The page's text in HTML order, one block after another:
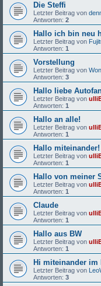
Die Steffi
Letzter Beitrag von
Antworten: 2
Hallo ich bin neu
Letzter Beitrag von
Antworten: 1
Vorstellung
Letzter Beitrag von
Antworten: 3
Hallo liebe
Letzter Beitrag von
Antworten: 1
Hallo an alle!
Letzter Beitrag von
Antworten: 1
Hallo miteinander!
Letzter Beitrag von
Antworten: 1
Hallo von meiner
Letzter Beitrag von
Antworten: 1
Claude
Letzter Beitrag von
Antworten: 1
Hallo aus BW
Letzter Beitrag von
Antworten: 1
Hi miteinander im
Letzter Beitrag von
Antworten: 3